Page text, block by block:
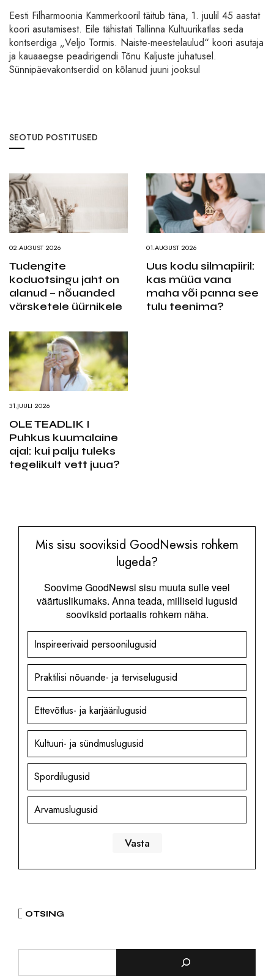
Eesti Filharmoonia Kammerkooril täitub täna, 1. juulil 45 aastat
koori asutamisest. Eile tähistati Tallinna Kultuurikatlas seda
kontserdiga „Veljo Tormis. Naiste-meestelaulud“ koori asutaja
ja kauaaegse peadirigendi Tõnu Kaljuste juhatusel.
Sünnipäevakontserdid on kõlanud juuni jooksul
SEOTUD POSTITUSED
02.AUGUST 2026
Tudengite
koduotsingu jaht on
alanud – nõuanded
värsketele üürnikele
01.AUGUST 2026
Uus kodu silmapiiril:
kas müüa vana
maha või panna see
tulu teenima?
31.JUULI 2026
OLE TEADLIK I
Puhkus kuumalaine
ajal: kui palju tuleks
tegelikult vett juua?
Mis sisu sooviksid GoodNewsis rohkem
lugeda?
Soovime GoodNewsi sisu muuta sulle veel
väärtuslikumaks. Anna teada, milliseid lugusid
sooviksid portaalis rohkem näha.
Inspireerivaid persoonilugusid
Praktilisi nõuande- ja terviselugusid
Ettevõtlus- ja karjäärilugusid
Kultuuri- ja sündmuslugusid
Spordilugusid
Arvamuslugusid
OTSING